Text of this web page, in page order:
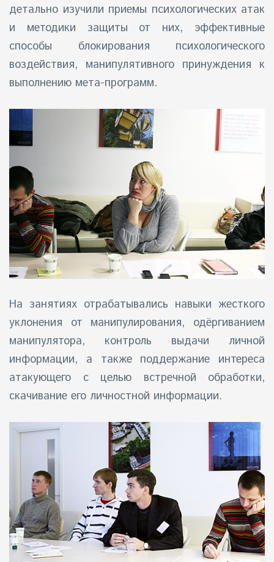
детально изучили приемы психологических атак
и методики защиты от них, эффективные
способы блокирования психологического
воздействия, манипулятивного принуждения к
выполнению мета-программ.
На занятиях отрабатывались навыки жесткого
уклонения от манипулирования, одёргиванием
манипулятора, контроль выдачи личной
информации, а также поддержание интереса
атакующего с целью встречной обработки,
скачивание его личностной информации.